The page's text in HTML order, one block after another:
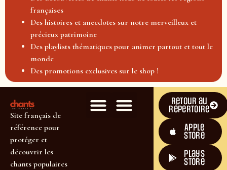
françaises
Des histoires et anecdotes sur notre merveilleux et
précieux patrimoine
Des playlists thématiques pour animer partout et tout le
monde
Des promotions exclusives sur le shop !
Site français de
référence pour
protéger et
découvrir les
chants populaires
Retour au
répertoire
Apple
Store
plays
store